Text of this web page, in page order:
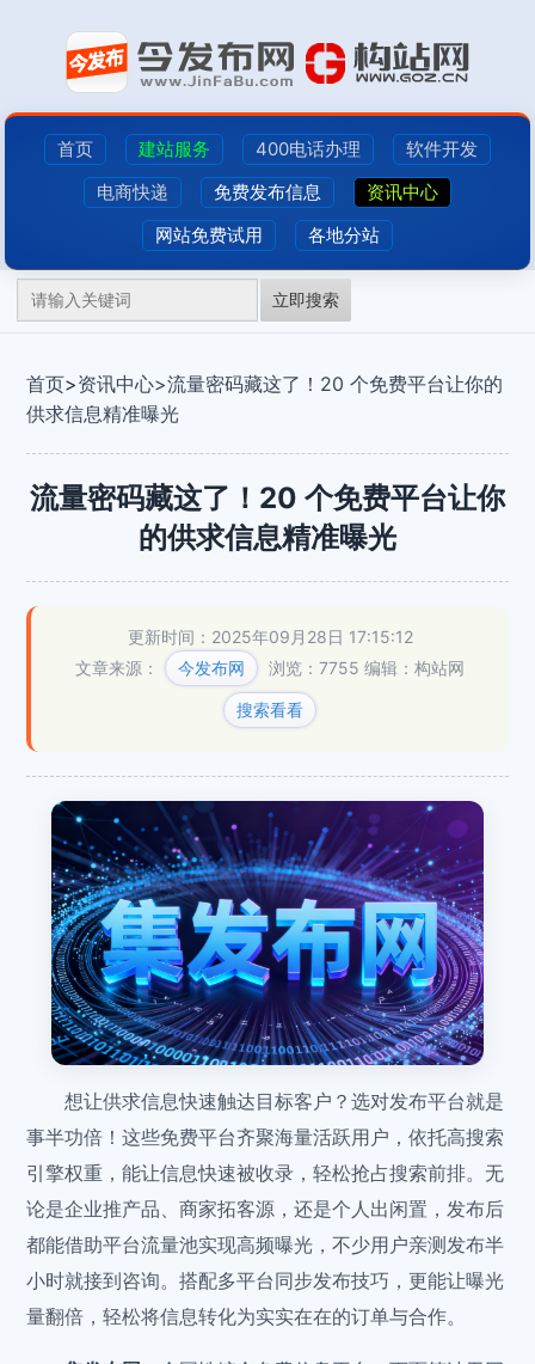
首页 建站服务 400电话办理
软件开发
电商快递
免费发布信息
资讯中心
网站免费试用
各地分站
立即搜索
首页>资讯中心>流量密码藏这了！20 个免费平台让你的
供求信息精准曝光
流量密码藏这了！20 个免费平台让你
的供求信息精准曝光
更新时间：2025年09月28日 17:15:12
文章来源：
今发布网 浏览：7755 编辑：构站网
搜索看看
想让供求信息快速触达目标客户？选对发布平台就是
事半功倍！这些免费平台齐聚海量活跃用户，依托高搜索
引擎权重，能让信息快速被收录，轻松抢占搜索前排。无
论是企业推产品、商家拓客源，还是个人出闲置，发布后
都能借助平台流量池实现高频曝光，不少用户亲测发布半
小时就接到咨询。搭配多平台同步发布技巧，更能让曝光
量翻倍，轻松将信息转化为实实在在的订单与合作。